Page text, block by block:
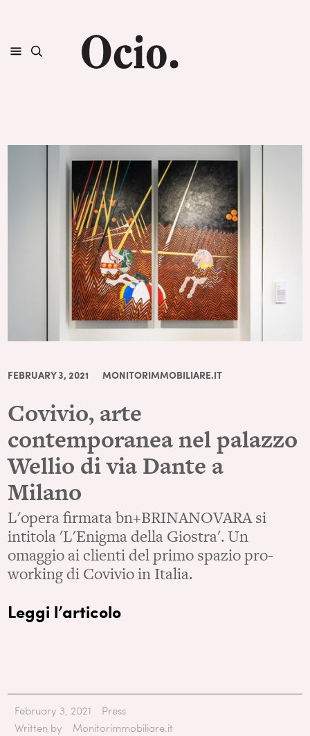
FEBRUARY 3, 2021 MONITORIMMOBILIARE.IT
Covivio, arte
contemporanea nel palazzo
Wellio di via Dante a
Milano
L'opera firmata bn+BRINANOVARA si
intitola 'L'Enigma della Giostra'. Un
omaggio ai clienti del primo spazio pro-
working di Covivio in Italia.
Leggi l’articolo
February 3, 2021
Press
Written by
Monitorimmobiliare.it